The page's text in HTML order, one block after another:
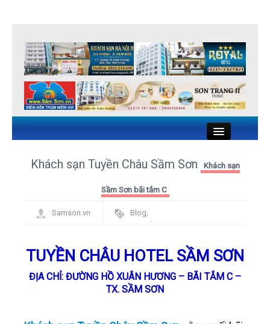
KHÁCH SẠN SẦM SƠN
NHÀ NGHỈ SẦM SƠN
Khách sạn Tuyền Châu Sầm Sơn Khách sạn
Sầm Sơn bãi tắm C
Samson.vn Blog
Framework
TUYỀN CHÂU HOTEL SẦM SƠN
ĐỊA CHỈ: ĐƯỜNG HỒ XUÂN HƯƠNG – BÃI TẮM C –
TX. SẦM SƠN